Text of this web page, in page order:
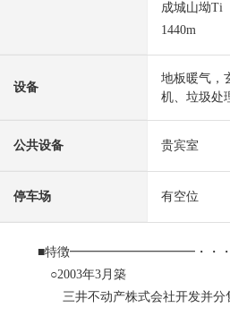
成城山坳Ti
1440m
设备
地板暖气，
机、垃圾处
公共设备 贵宾室
停车场 有空位
■特徴━━━━━━━━━━・・・
○2003年3月築
三井不动产株式会社开发并分